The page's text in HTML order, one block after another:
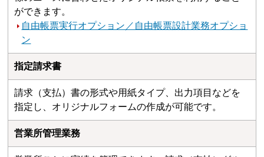
ができます。
自由帳票実行オプション／自由帳票設計業務オプショ
ン
指定請求書
請求（支払）書の形式や用紙タイプ、出力項目などを
指定し、オリジナルフォームの作成が可能です。
営業所管理業務